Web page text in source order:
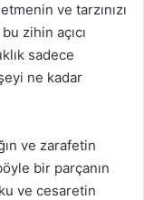
ve tarzınızı
zihin açıcı
sadece
ne kadar
ve zarafetin
bir parçanın
ve cesaretin